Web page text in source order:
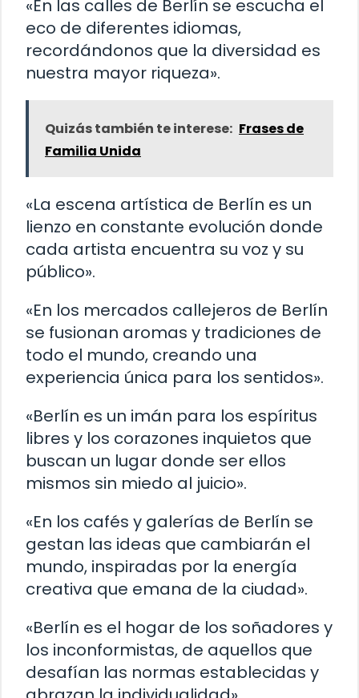
«En las calles de Berlín se escucha el
eco de diferentes idiomas,
recordándonos que la diversidad es
nuestra mayor riqueza».
Quizás también te interese: Frases de
Familia Unida
«La escena artística de Berlín es un
lienzo en constante evolución donde
cada artista encuentra su voz y su
público».
«En los mercados callejeros de Berlín
se fusionan aromas y tradiciones de
todo el mundo, creando una
experiencia única para los sentidos».
«Berlín es un imán para los espíritus
libres y los corazones inquietos que
buscan un lugar donde ser ellos
mismos sin miedo al juicio».
«En los cafés y galerías de Berlín se
gestan las ideas que cambiarán el
mundo, inspiradas por la energía
creativa que emana de la ciudad».
«Berlín es el hogar de los soñadores y
los inconformistas, de aquellos que
desafían las normas establecidas y